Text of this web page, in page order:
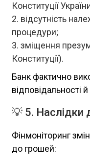
Конституції
відсутність
процедури;
зміщення
Конституції).
Банк фактично
відповідальності
💡 5. Наслідки
Фінмоніторинг
до грошей: